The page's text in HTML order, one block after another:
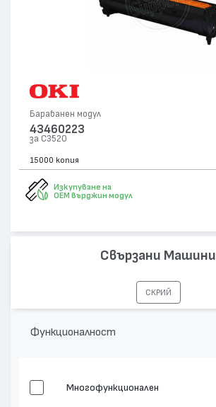
Барабанен модул
43460223
за C3520
15000 копия
Изкупуване на
OEM върджин модул
Свързани Машини
СКРИЙ
Функционалност
Многофункционален